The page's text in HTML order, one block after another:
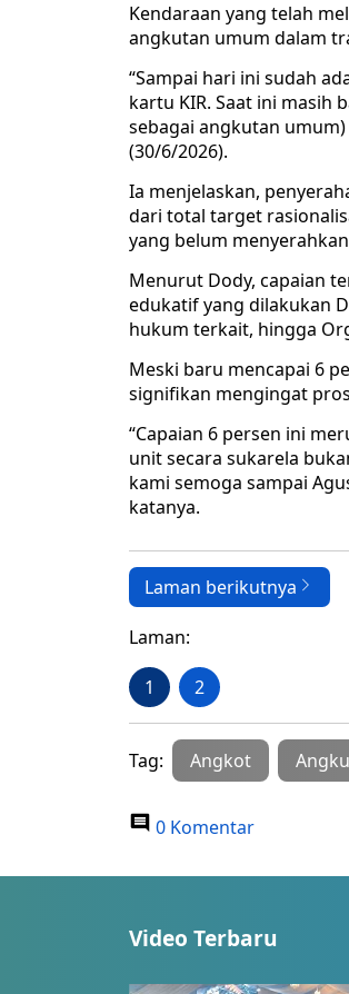
Kendaraan yang telah
angkutan umum dalam
“Sampai hari ini sudah
kartu KIR. Saat ini masih
sebagai angkutan
(30/6/2026).
Ia menjelaskan,
dari total target
yang belum
Menurut Dody, capaian
edukatif yang dilakukan
hukum terkait, hingga
Meski baru mencapai 6
signifikan mengingat
“Capaian 6 persen ini
unit secara sukarela
kami semoga sampai
katanya.
Laman berikutnya
Laman:
1 2
Tag: Angkot
0 Komentar
Video Terbaru